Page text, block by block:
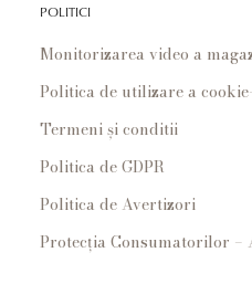
POLITICI
Monitorizarea video a
Politica de utilizare a
Termeni și conditii
Politica de GDPR
Politica de Avertizori
Protecția Consumatorilor –